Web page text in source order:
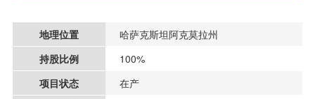
地理位置
哈萨克斯坦阿克莫拉州
持股比例
100%
项目状态
在产